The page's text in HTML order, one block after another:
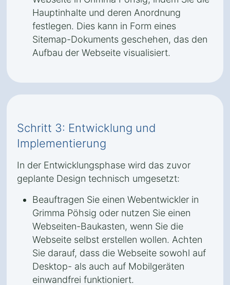
Hauptinhalte und deren Anordnung
festlegen. Dies kann in Form eines
Sitemap-Dokuments geschehen, das den
Aufbau der Webseite visualisiert.
Schritt 3: Entwicklung und
Implementierung
In der Entwicklungsphase wird das zuvor
geplante Design technisch umgesetzt:
Beauftragen Sie einen Webentwickler in
Grimma Pöhsig oder nutzen Sie einen
Webseiten-Baukasten, wenn Sie die
Webseite selbst erstellen wollen. Achten
Sie darauf, dass die Webseite sowohl auf
Desktop- als auch auf Mobilgeräten
einwandfrei funktioniert.